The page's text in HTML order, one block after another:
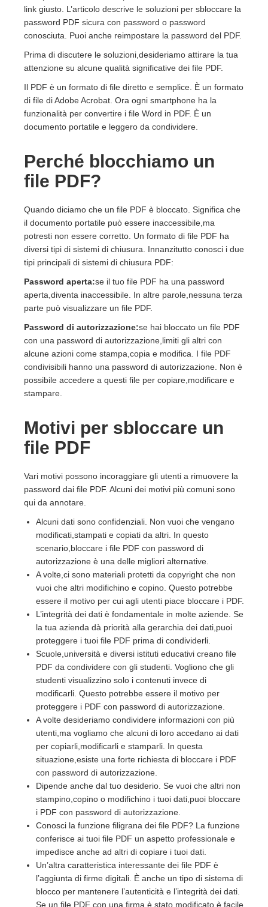
link giusto. L’articolo descrive le soluzioni per sbloccare la
password PDF sicura con password o password
conosciuta. Puoi anche reimpostare la password del PDF.
Prima di discutere le soluzioni,desideriamo attirare la tua
attenzione su alcune qualità significative dei file PDF.
Il PDF è un formato di file diretto e semplice. È un formato
di file di Adobe Acrobat. Ora ogni smartphone ha la
funzionalità per convertire i file Word in PDF. È un
documento portatile e leggero da condividere.
Perché blocchiamo un
file PDF?
Quando diciamo che un file PDF è bloccato. Significa che
il documento portatile può essere inaccessibile,ma
potresti non essere corretto. Un formato di file PDF ha
diversi tipi di sistemi di chiusura. Innanzitutto conosci i due
tipi principali di sistemi di chiusura PDF:
Password aperta:se il tuo file PDF ha una password
aperta,diventa inaccessibile. In altre parole,nessuna terza
parte può visualizzare un file PDF.
Password di autorizzazione:se hai bloccato un file PDF
con una password di autorizzazione,limiti gli altri con
alcune azioni come stampa,copia e modifica. I file PDF
condivisibili hanno una password di autorizzazione. Non è
possibile accedere a questi file per copiare,modificare e
stampare.
Motivi per sbloccare un
file PDF
Vari motivi possono incoraggiare gli utenti a rimuovere la
password dai file PDF. Alcuni dei motivi più comuni sono
qui da annotare.
Alcuni dati sono confidenziali. Non vuoi che vengano
modificati,stampati e copiati da altri. In questo
scenario,bloccare i file PDF con password di
autorizzazione è una delle migliori alternative.
A volte,ci sono materiali protetti da copyright che non
vuoi che altri modifichino e copino. Questo potrebbe
essere il motivo per cui agli utenti piace bloccare i PDF.
L’integrità dei dati è fondamentale in molte aziende. Se
la tua azienda dà priorità alla gerarchia dei dati,puoi
proteggere i tuoi file PDF prima di condividerli.
Scuole,università e diversi istituti educativi creano file
PDF da condividere con gli studenti. Vogliono che gli
studenti visualizzino solo i contenuti invece di
modificarli. Questo potrebbe essere il motivo per
proteggere i PDF con password di autorizzazione.
A volte desideriamo condividere informazioni con più
utenti,ma vogliamo che alcuni di loro accedano ai dati
per copiarli,modificarli e stamparli. In questa
situazione,esiste una forte richiesta di bloccare i PDF
con password di autorizzazione.
Dipende anche dal tuo desiderio. Se vuoi che altri non
stampino,copino o modifichino i tuoi dati,puoi bloccare
i PDF con password di autorizzazione.
Conosci la funzione filigrana dei file PDF? La funzione
conferisce ai tuoi file PDF un aspetto professionale e
impedisce anche ad altri di copiare i tuoi dati.
Un’altra caratteristica interessante dei file PDF è
l’aggiunta di firme digitali. È anche un tipo di sistema di
blocco per mantenere l’autenticità e l’integrità dei dati.
Se un file PDF con una firma è stato modificato,è facile